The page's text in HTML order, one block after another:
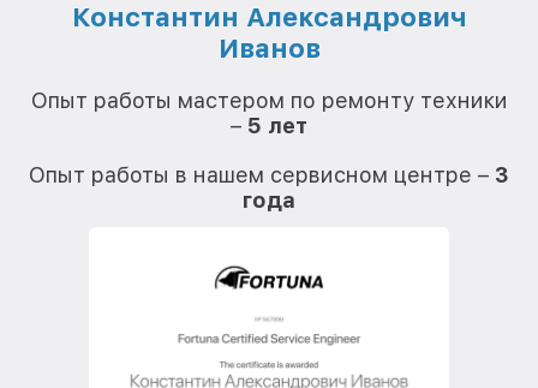
Константин Александрович
Иванов
Опыт работы мастером по ремонту техники
– 5 лет
Опыт работы в нашем сервисном центре – 3
года